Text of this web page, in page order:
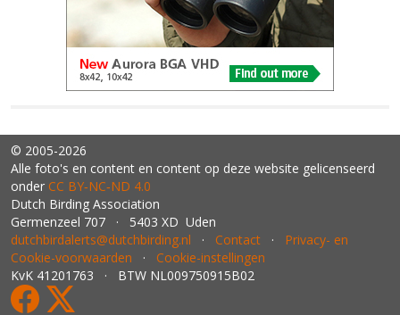
© 2005-2026
Alle foto's en content en content op deze website gelicenseerd
onder CC BY‑NC‑ND 4.0
Dutch Birding Association
Germenzeel 707 · 5403 XD Uden
dutchbirdalerts@dutchbirding.nl · Contact · Privacy- en
Cookie-voorwaarden · Cookie-instellingen
KvK 41201763 · BTW NL009750915B02